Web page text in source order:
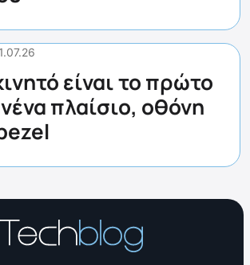
είναι το πρώτο
πλαίσιο, οθόνη